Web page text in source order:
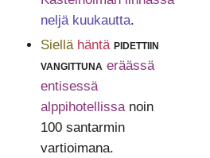
neljä kuukautta.
Siellä häntä pidettiin
vangittuna eräässä
entisessä
alppihotellissanoin
100 santarmin
vartioimana.